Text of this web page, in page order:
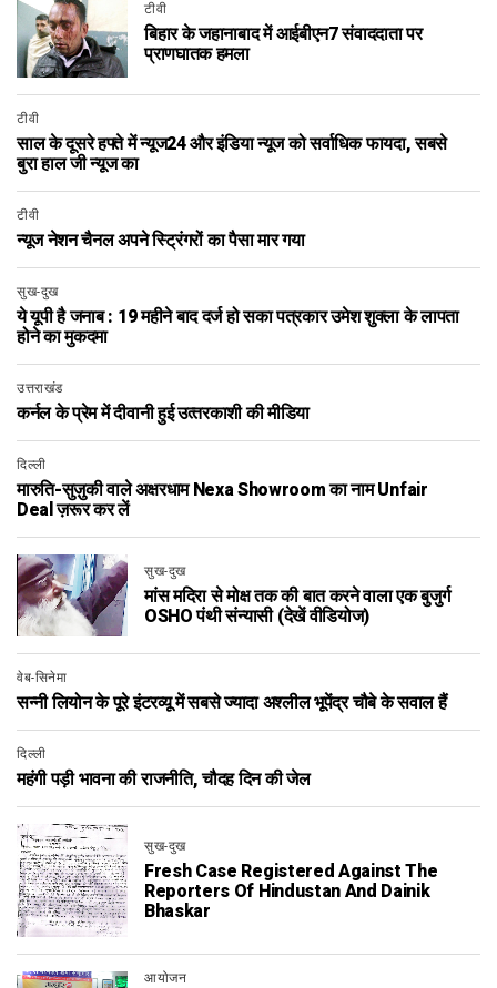
टीवी
बिहार के जहानाबाद में आईबीएन7 संवाददाता पर
प्राणघातक हमला
टीवी
साल के दूसरे हफ्ते में न्यूज24 और इंडिया न्यूज को सर्वाधिक फायदा, सबसे
बुरा हाल जी न्यूज का
टीवी
न्यूज नेशन चैनल अपने स्ट्रिंगरों का पैसा मार गया
सुख-दुख
ये यूपी है जनाब : 19 महीने बाद दर्ज हो सका पत्रकार उमेश शुक्ला के लापता
होने का मुकदमा
उत्तराखंड
कर्नल के प्रेम में दीवानी हुई उत्‍तरकाशी की मीडिया
दिल्ली
मारुति-सुज़ुकी वाले अक्षरधाम Nexa Showroom का नाम Unfair
Deal ज़रूर कर लें
सुख-दुख
मांस मदिरा से मोक्ष तक की बात करने वाला एक बुजुर्ग
OSHO पंथी संन्यासी (देखें वीडियोज)
वेब-सिनेमा
सन्नी लियोन के पूरे इंटरव्यू में सबसे ज्यादा अश्लील भूपेंद्र चौबे के सवाल हैं
दिल्ली
महंगी पड़ी भावना की राजनीति, चौदह दिन की जेल
सुख-दुख
Fresh Case Registered Against The
Reporters Of Hindustan And Dainik
Bhaskar
आयोजन